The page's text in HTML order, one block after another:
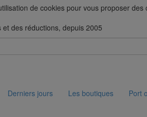
de cookies pour vous proposer
et des réductions, depuis 2005
Derniers jours Les boutiques Port